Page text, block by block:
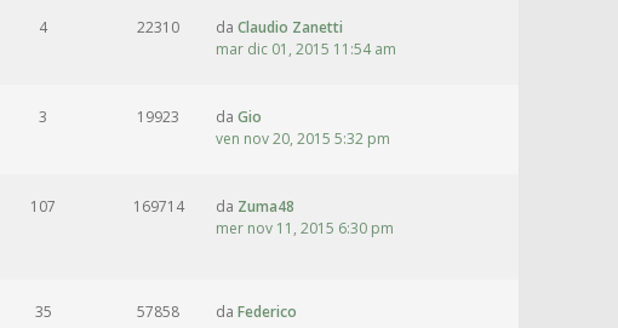
4 22310 da Claudio Zanetti
mar dic 01, 2015 11:54 am
3 19923 da Gio
ven nov 20, 2015 5:32 pm
107 169714 da Zuma48
mer nov 11, 2015 6:30 pm
35 57858 da Federico